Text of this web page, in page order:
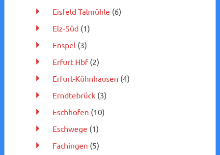
Eisfeld Talmühle (6)
Elz-Süd(1)
Enspel (3)
Erfurt Hbf(2)
Erfurt-Kühnhausen (4)
Erndtebrück(3)
Eschhofen (10)
Eschwege (1)
Fachingen (5)